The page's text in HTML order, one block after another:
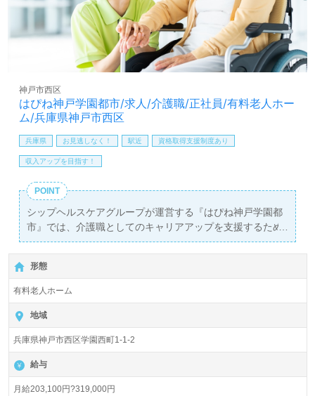
はぴね神戸学園都市/求人/介護職/正社員/有料老人ホー
ム/兵庫県神戸市西区
神戸市西区
兵庫県 お見逃しなく！ 駅近 資格取得支援制度あり
収入アップを目指す！
POINT
シップヘルスケアグループが運営する『はぴね神戸学園都
市』では、介護職としてのキャリアアップを支援するため
の資格支援制度も整っています。初任者研修以上の資格を
お持ちの方を歓迎し、経験を活かしながら成長できる場を
提供します。賞与が年2回、合計3ヶ月から4ヶ月分支給さ
れるため、安定した収入を得ながら、プライベートも充実
させることができる魅力的な職場環境です。
また、幅広い年代層のスタッフが活躍しており、アットホ
ームな雰囲気の中で、看護助手や介護職の経験を持つ方が
安心して働ける環境を整えています。クリニックも併設さ
れているため、医療的なサポートが充実しており、利用者
様に対してより手厚いケアを提供することが可能です。
形態
有料老人ホーム
地域
兵庫県神戸市西区学園西町1-1-2
給与
月給203,100円?319,000円